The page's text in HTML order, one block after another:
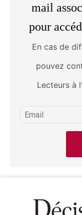
mail
pour
En cas de
pouvez
Lecteurs à